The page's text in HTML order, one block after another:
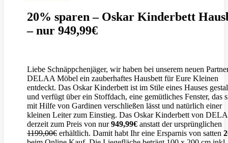
20% sparen – Oskar Kinderbett
– nur 949,99€
Liebe Schnäppchenjäger, wir haben bei unserem neuen
DELAA Möbel ein zauberhaftes Hausbett für Eure Kleinen
entdeckt. Das Oskar Kinderbett ist im Stile eines Hauses
und verfügt über ein Stoffdach, eine gemütliches Fenster, das
mit Hilfe von Gardinen verschließen lässt und natürlich einer
kleinen Leiter zum Einstieg. Das Oskar Kinderbett von
derzeit zum Preis von nur949,99€ anstatt der ursprünglichen
1199,00€ erhältlich. Damit habt Ihr eine Ersparnis von satten